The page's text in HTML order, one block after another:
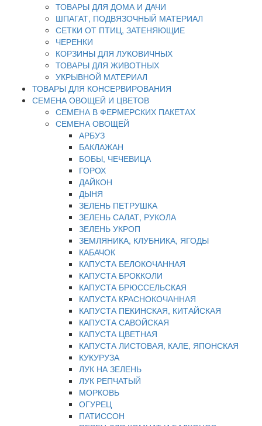
ТОВАРЫ ДЛЯ ДОМА И ДАЧИ
ШПАГАТ, ПОДВЯЗОЧНЫЙ МАТЕРИАЛ
СЕТКИ ОТ ПТИЦ, ЗАТЕНЯЮЩИЕ
ЧЕРЕНКИ
КОРЗИНЫ ДЛЯ ЛУКОВИЧНЫХ
ТОВАРЫ ДЛЯ ЖИВОТНЫХ
УКРЫВНОЙ МАТЕРИАЛ
ТОВАРЫ ДЛЯ КОНСЕРВИРОВАНИЯ
СЕМЕНА ОВОЩЕЙ И ЦВЕТОВ
СЕМЕНА В ФЕРМЕРСКИХ ПАКЕТАХ
СЕМЕНА ОВОЩЕЙ
АРБУЗ
БАКЛАЖАН
БОБЫ, ЧЕЧЕВИЦА
ГОРОХ
ДАЙКОН
ДЫНЯ
ЗЕЛЕНЬ ПЕТРУШКА
ЗЕЛЕНЬ САЛАТ, РУКОЛА
ЗЕЛЕНЬ УКРОП
ЗЕМЛЯНИКА, КЛУБНИКА, ЯГОДЫ
КАБАЧОК
КАПУСТА БЕЛОКОЧАННАЯ
КАПУСТА БРОККОЛИ
КАПУСТА БРЮССЕЛЬСКАЯ
КАПУСТА КРАСНОКОЧАННАЯ
КАПУСТА ПЕКИНСКАЯ, КИТАЙСКАЯ
КАПУСТА САВОЙСКАЯ
КАПУСТА ЦВЕТНАЯ
КАПУСТА ЛИСТОВАЯ, КАЛЕ, ЯПОНСКАЯ
КУКУРУЗА
ЛУК НА ЗЕЛЕНЬ
ЛУК РЕПЧАТЫЙ
МОРКОВЬ
ОГУРЕЦ
ПАТИССОН